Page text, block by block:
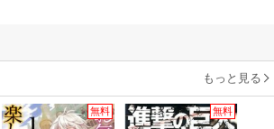
もっと見る
無料 無料